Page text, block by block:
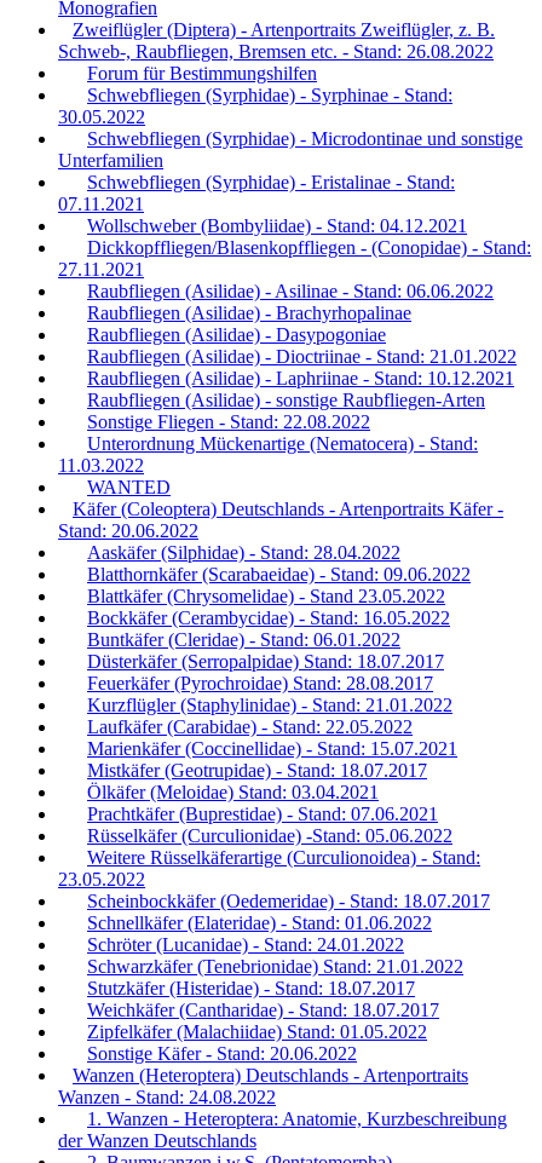
Monografien
Zweiflügler (Diptera) - Artenportraits Zweiflügler, z. B.
Schweb-, Raubfliegen, Bremsen etc. - Stand: 26.08.2022
Forum für Bestimmungshilfen
Schwebfliegen (Syrphidae) - Syrphinae - Stand:
30.05.2022
Schwebfliegen (Syrphidae) - Microdontinae und sonstige
Unterfamilien
Schwebfliegen (Syrphidae) - Eristalinae - Stand:
07.11.2021
Wollschweber (Bombyliidae) - Stand: 04.12.2021
Dickkopffliegen/Blasenkopffliegen - (Conopidae) - Stand:
27.11.2021
Raubfliegen (Asilidae) - Asilinae - Stand: 06.06.2022
Raubfliegen (Asilidae) - Brachyrhopalinae
Raubfliegen (Asilidae) - Dasypogoniae
Raubfliegen (Asilidae) - Dioctriinae - Stand: 21.01.2022
Raubfliegen (Asilidae) - Laphriinae - Stand: 10.12.2021
Raubfliegen (Asilidae) - sonstige Raubfliegen-Arten
Sonstige Fliegen - Stand: 22.08.2022
Unterordnung Mückenartige (Nematocera) - Stand:
11.03.2022
WANTED
Käfer (Coleoptera) Deutschlands - Artenportraits Käfer -
Stand: 20.06.2022
Aaskäfer (Silphidae) - Stand: 28.04.2022
Blatthornkäfer (Scarabaeidae) - Stand: 09.06.2022
Blattkäfer (Chrysomelidae) - Stand 23.05.2022
Bockkäfer (Cerambycidae) - Stand: 16.05.2022
Buntkäfer (Cleridae) - Stand: 06.01.2022
Düsterkäfer (Serropalpidae) Stand: 18.07.2017
Feuerkäfer (Pyrochroidae) Stand: 28.08.2017
Kurzflügler (Staphylinidae) - Stand: 21.01.2022
Laufkäfer (Carabidae) - Stand: 22.05.2022
Marienkäfer (Coccinellidae) - Stand: 15.07.2021
Mistkäfer (Geotrupidae) - Stand: 18.07.2017
Ölkäfer (Meloidae) Stand: 03.04.2021
Prachtkäfer (Buprestidae) - Stand: 07.06.2021
Rüsselkäfer (Curculionidae) -Stand: 05.06.2022
Weitere Rüsselkäferartige (Curculionoidea) - Stand:
23.05.2022
Scheinbockkäfer (Oedemeridae) - Stand: 18.07.2017
Schnellkäfer (Elateridae) - Stand: 01.06.2022
Schröter (Lucanidae) - Stand: 24.01.2022
Schwarzkäfer (Tenebrionidae) Stand: 21.01.2022
Stutzkäfer (Histeridae) - Stand: 18.07.2017
Weichkäfer (Cantharidae) - Stand: 18.07.2017
Zipfelkäfer (Malachiidae) Stand: 01.05.2022
Sonstige Käfer - Stand: 20.06.2022
Wanzen (Heteroptera) Deutschlands - Artenportraits
Wanzen - Stand: 24.08.2022
1. Wanzen - Heteroptera: Anatomie, Kurzbeschreibung
der Wanzen Deutschlands